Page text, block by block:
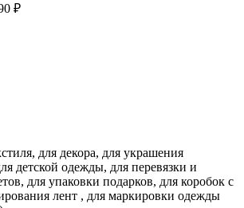
₽
для декора, для украшения
детской одежды, для перевязки и
для упаковки подарков, для коробок с
лент , для маркировки одежды